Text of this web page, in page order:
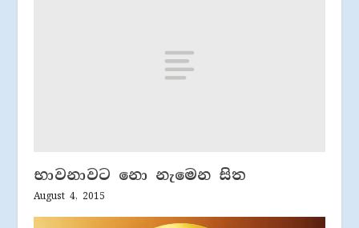
භාවනාවට නො නැමෙන සිත
August 4, 2015